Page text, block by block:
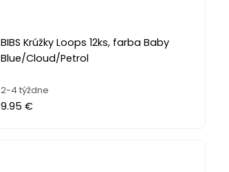
BIBS Krúžky Loops 12ks, farba Baby
Blue/Cloud/Petrol
2-4 týždne
9.95 €